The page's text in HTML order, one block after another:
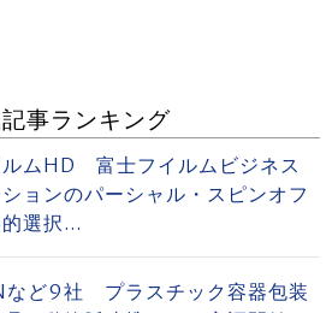
事ランキング
ムHD 富士フイルムビジネス
ョンのパーシャル・スピンオフ
選択...
など9社 プラスチック容器包装